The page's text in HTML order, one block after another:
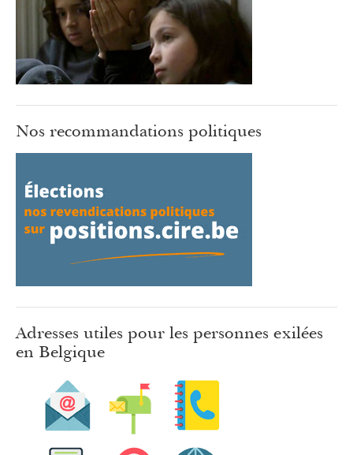
Nos recommandations politiques
Adresses utiles pour les personnes exilées
en Belgique